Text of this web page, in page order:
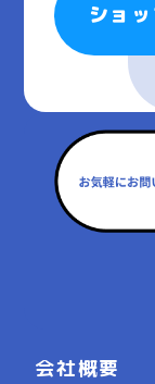
ショ
会社概要